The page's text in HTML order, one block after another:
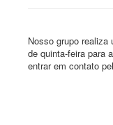
Nosso grupo
de quinta-feira para
entrar em contato